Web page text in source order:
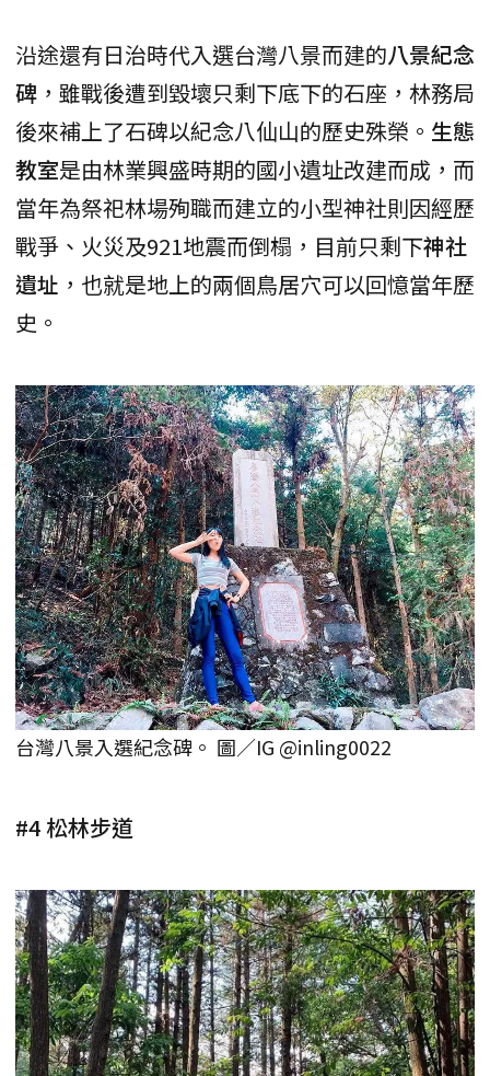
沿途還有日治時代入選台灣八景而建的八景紀念
碑 ，雖戰後遭到毀壞只剩下底下的石座，林務局
後來補上了石碑以紀念八仙山的歷史殊榮。 生態
教室是由林業興盛時期的國小遺址改建而成，而
當年為祭祀林場殉職而建立的小型神社則因經歷
戰爭、火災及921地震而倒榻，目前只剩下神社
遺址 ，也就是地上的兩個鳥居穴可以回憶當年歷
史。
台灣八景入選紀念碑。 圖／IG @inling0022
#4 松林步道